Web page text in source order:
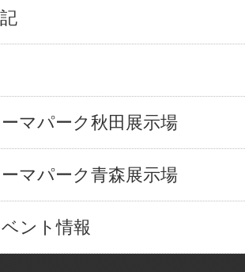
マパーク秋田展示場
マパーク青森展示場
ント情報